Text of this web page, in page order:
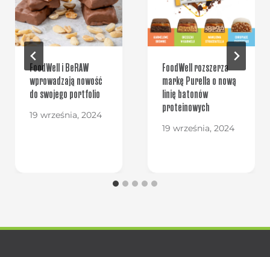
FoodWell i BeRAW
wprowadzają nowość
do swojego portfolio
19 września, 2024
FoodWell rozszerza
markę Purella o nową
linię batonów
proteinowych
19 września, 2024